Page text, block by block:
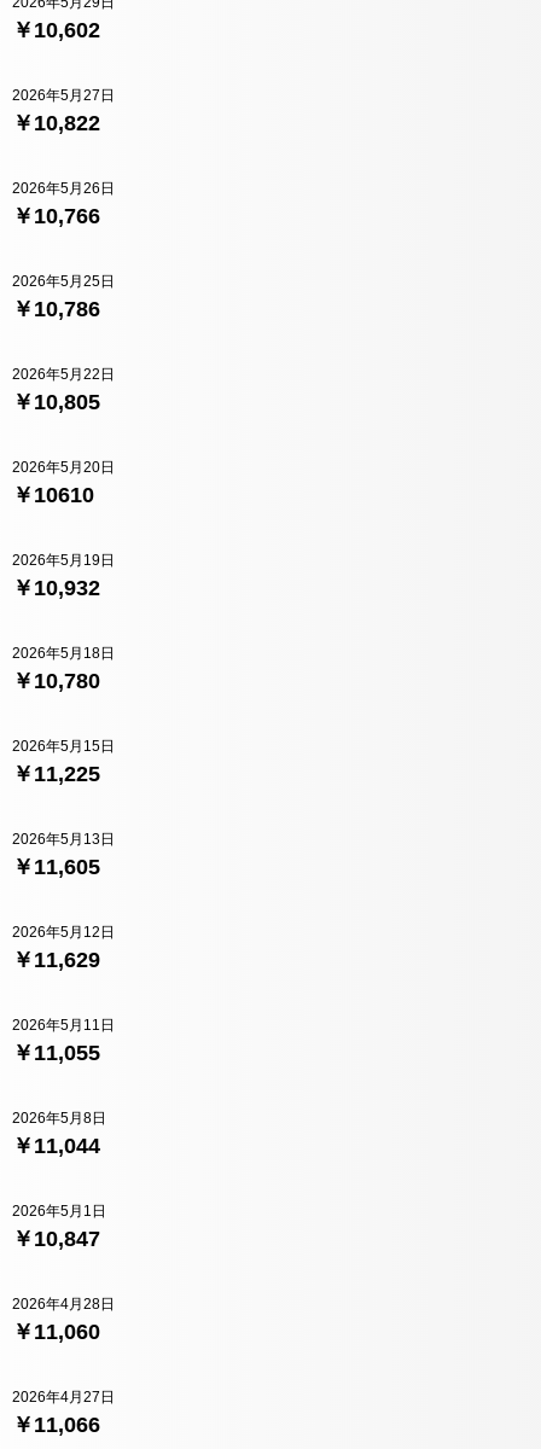
￥10,602
￥10,822
2026年5月27日
￥10,766
2026年5月26日
￥10,786
2026年5月25日
￥10,805
2026年5月22日
￥10610
2026年5月20日
￥10,932
2026年5月19日
￥10,780
2026年5月18日
￥11,225
2026年5月15日
￥11,605
2026年5月13日
￥11,629
2026年5月12日
￥11,055
2026年5月11日
￥11,044
2026年5月8日
￥10,847
2026年5月1日
￥11,060
2026年4月28日
￥11,066
2026年4月27日